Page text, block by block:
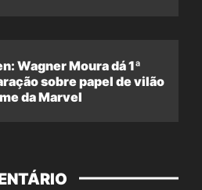
Wagner Moura dá 1ª
sobre papel de vilão
da Marvel